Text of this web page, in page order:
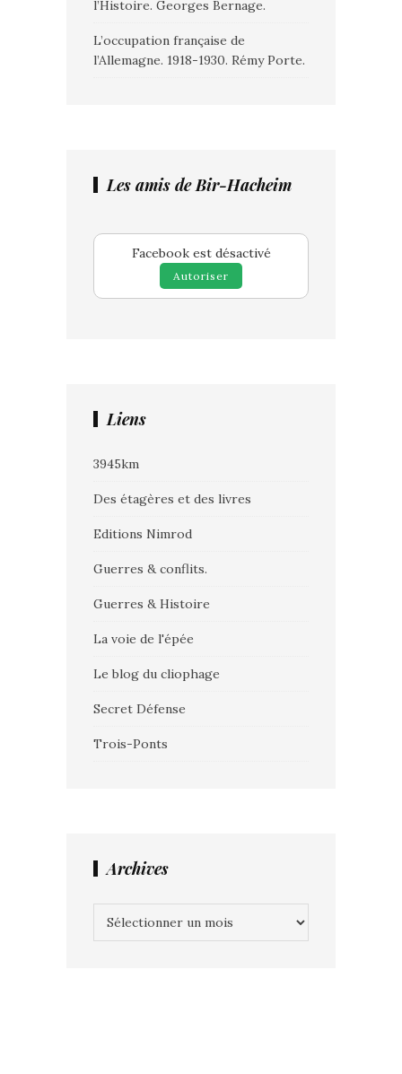
l’Histoire. Georges Bernage.
L’occupation française de
l’Allemagne. 1918-1930. Rémy Porte.
Les amis de Bir-Hacheim
Facebook est désactivé
Autoriser
Liens
3945km
Des étagères et des livres
Editions Nimrod
Guerres & conflits.
Guerres & Histoire
La voie de l'épée
Le blog du cliophage
Secret Défense
Trois-Ponts
Archives